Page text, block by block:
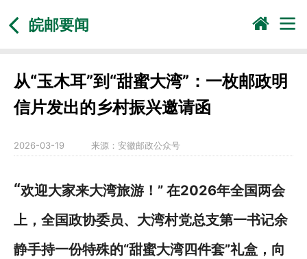
皖邮要闻
从“玉木耳”到“甜蜜大湾”：一枚邮政明
信片发出的乡村振兴邀请函
2026-03-19 来源：安徽邮政公众号
“欢迎大家来大湾旅游！” 在2026年全国两会
上，全国政协委员、大湾村党总支第一书记余
静手持一份特殊的“甜蜜大湾四件套”礼盒，向